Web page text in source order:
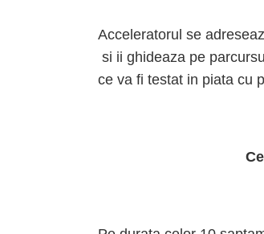
Acceleratorul se
si ii ghideaza pe
ce va fi testat in piata cu